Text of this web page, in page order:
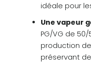
idéale pour
Une vapeur
PG/VG de
production
préservant